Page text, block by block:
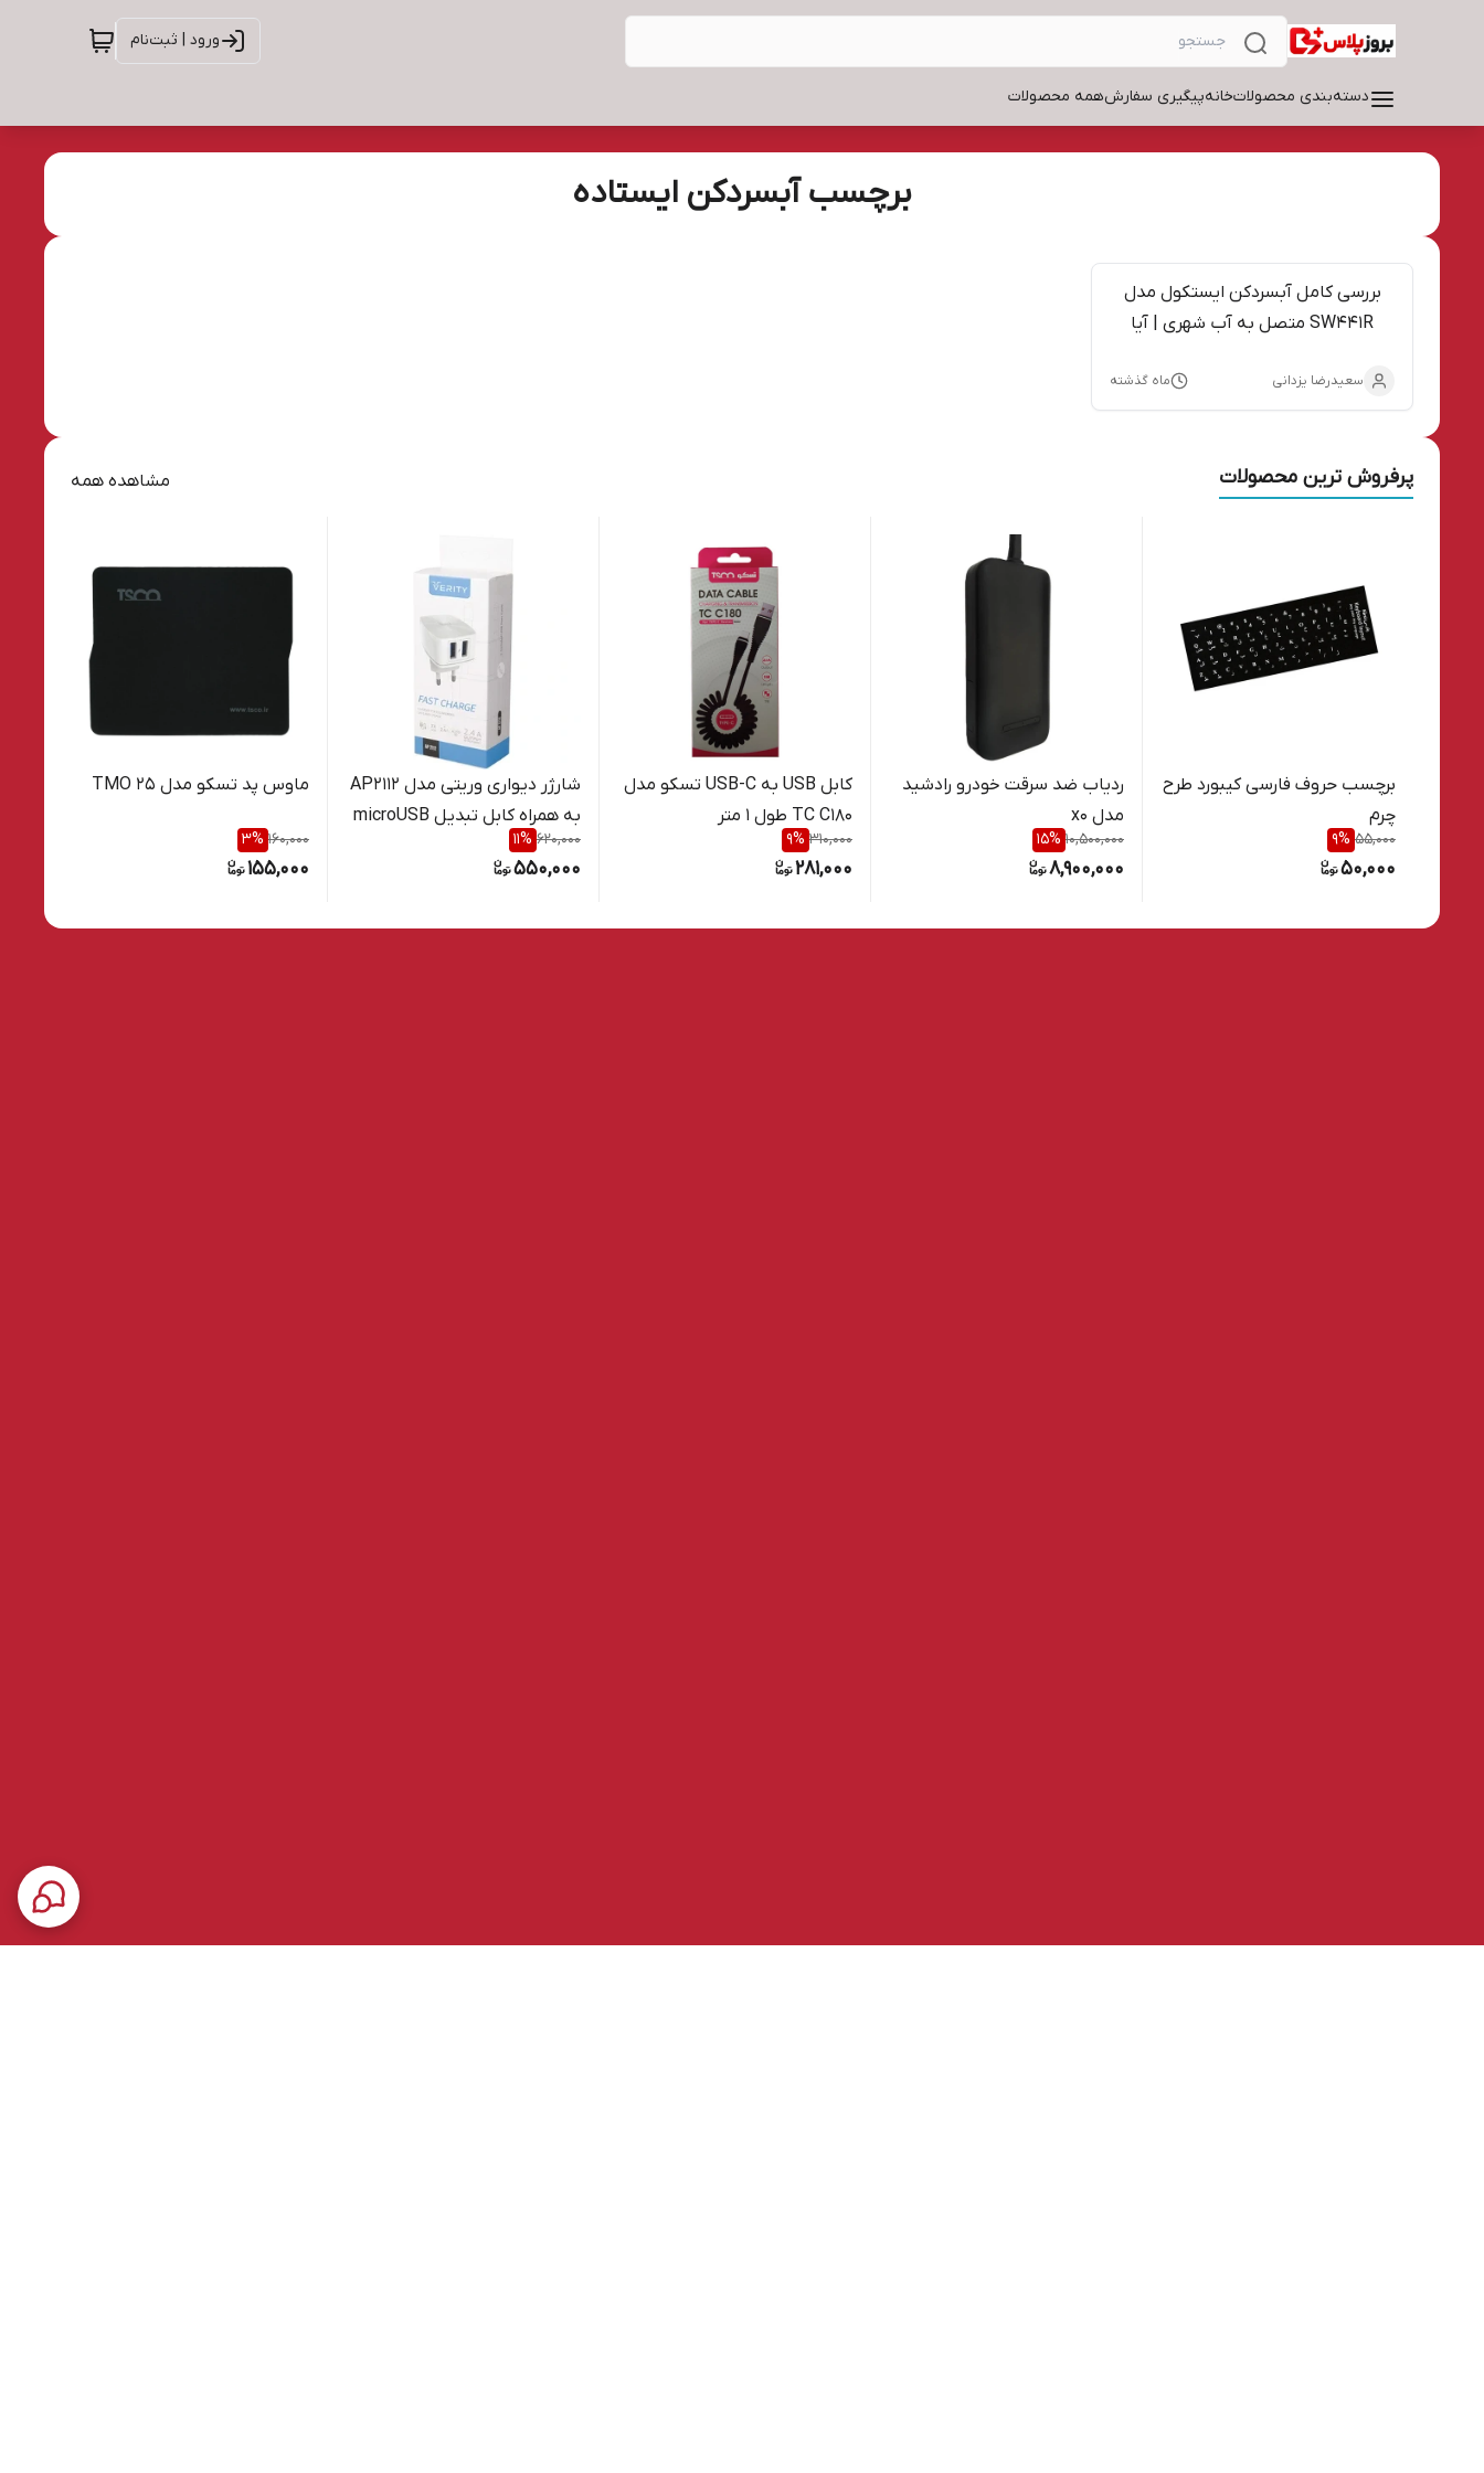
ورود | ثبت‌نام
دسته‌بندی محصولاتخانهپیگیری سفارشهمه محصولات
برچسب آبسردکن ایستاده
بررسی کامل آبسردکن ایستکول مدل
SW441R متصل به آب شهری | آیا
است؟
ماه گذشته سعیدرضا یزدانی
پرفروش ترین محصولات مشاهده همه
برچسب حروف فارسی کیبورد طرح
چرم
55,000
9%
50,000
ردیاب ضد سرقت خودرو رادشید
مدل x0
10,500,000
15%
8,900,000
کابل USB به USB-C تسکو مدل
TC C180 طول 1 متر
310,000
9%
281,000
شارژر دیواری وریتی مدل AP2112
به همراه کابل تبدیل microUSB
ا Verity AP2112 Charger
620,000
11%
550,000
ماوس پد تسکو مدل TMO 25
160,000
3%
155,000